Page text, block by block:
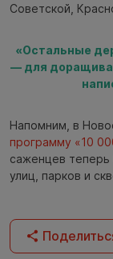
Советской,
«Остальные
— для
Напомним, в
программу «10
саженцев теперь
улиц, парков и